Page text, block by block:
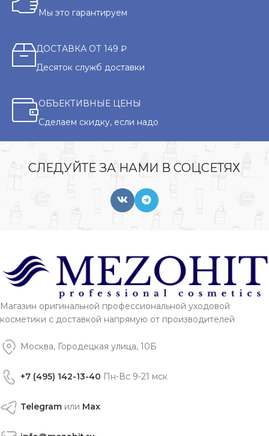
Мы это гарантируем
ДОСТАВКА ОТ 149 ₽
Десяток служб доставки
ОБЪЕКТИВНЫЕ ЦЕНЫ
Сделаем скидку, если надо
СЛЕДУЙТЕ ЗА НАМИ В СОЦСЕТЯХ
Магазин оригинальной профессиональной уходовой
косметики с доставкой напрямую от производителей
Москва, Городецкая улица, 10Б
+7 (495) 142-13-40 Пн-Вс 9-21 мск
Telegram или Max